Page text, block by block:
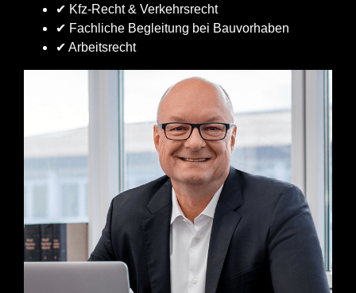
✔ Kfz-Recht & Verkehrsrecht
✔ Fachliche Begleitung bei Bauvorhaben
✔ Arbeitsrecht